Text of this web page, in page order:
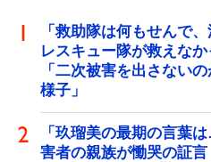
「救助隊は何もせんで
レスキュー隊が救えな
「二次被害を出さない
様子」
「玖瑠美の最期の言
害者の親族が慟哭の証